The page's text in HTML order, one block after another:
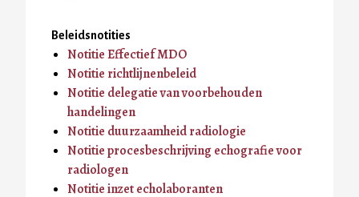
Beleidsnotities
Notitie Effectief MDO
Notitie richtlijnenbeleid
Notitie delegatie van voorbehouden
handelingen
Notitie duurzaamheid radiologie
Notitie procesbeschrijving echografie voor
radiologen
Notitie inzet echolaboranten